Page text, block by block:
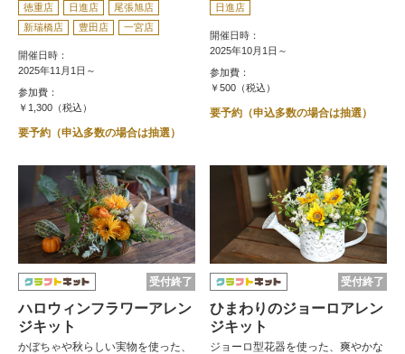
徳重店 日進店
尾張旭店
新瑞橋店
豊田店 一宮店
開催日時：
2025年11月1日～
参加費：
￥1,300（税込）
要予約（申込多数の場合は抽選）
日進店
開催日時：
2025年10月1日～
参加費：
￥500（税込）
要予約（申込多数の場合は抽選）
受付終了
ハロウィンフラワーアレン
ジキット
かぼちゃや秋らしい実物を使った、
受付終了
ひまわりのジョーロアレン
ジキット
ジョーロ型花器を使った、爽やかな